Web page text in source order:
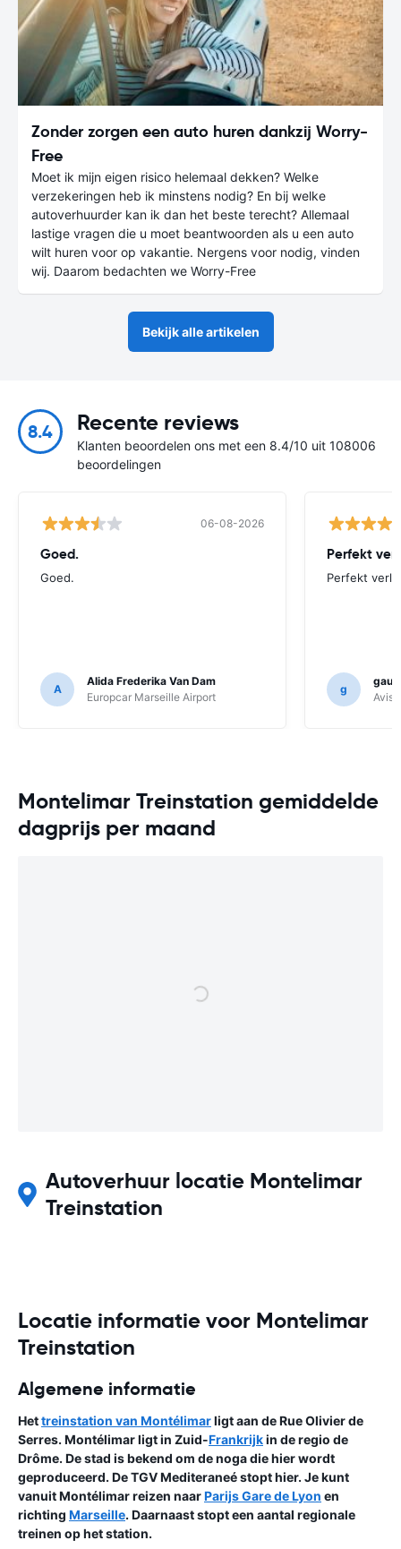
Zonder zorgen een auto huren dankzij Worry-
Free
Moet ik mijn eigen risico helemaal dekken? Welke
verzekeringen heb ik minstens nodig? En bij welke
autoverhuurder kan ik dan het beste terecht? Allemaal
lastige vragen die u moet beantwoorden als u een auto
wilt huren voor op vakantie. Nergens voor nodig, vinden
wij. Daarom bedachten we Worry-Free
Bekijk alle artikelen
8.4 Recente reviews
Klanten beoordelen ons met een 8.4/10 uit 108006
beoordelingen
06-08-2026
Goed.
Goed.
A
Alida Frederika Van Dam
Europcar Marseille Airport
Perfekt
Perfekt
g
Avis
Montelimar Treinstation gemiddelde
dagprijs per maand
Autoverhuur locatie Montelimar
Treinstation
Locatie informatie voor Montelimar
Treinstation
Algemene informatie
Hettreinstation van Montélimarligt aan de Rue Olivier de
Serres. Montélimar ligt in Zuid-Frankrijkin de regio de
Drôme. De stad is bekend om de noga die hier wordt
geproduceerd. De TGV Mediteraneé stopt hier. Je kunt
vanuit Montélimar reizen naarParijs Gare de Lyon en
richting Marseille. Daarnaast stopt een aantal regionale
treinen op het station.